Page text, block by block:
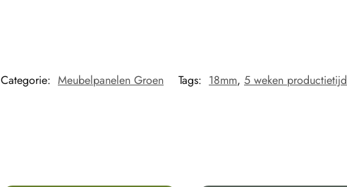
Categorie: Meubelpanelen Groen Tags: 18mm, 5 weken productietijd